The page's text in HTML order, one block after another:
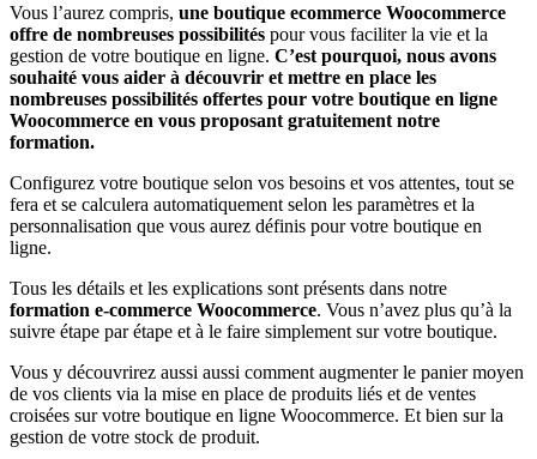
Vous l’aurez compris, une boutique ecommerce Woocommerce
offre de nombreuses possibilités pour vous faciliter la vie et la
gestion de votre boutique en ligne. C’est pourquoi, nous avons
souhaité vous aider à découvrir et mettre en place les
nombreuses possibilités offertes pour votre boutique en ligne
Woocommerce en vous proposant gratuitement notre
formation.
Configurez votre boutique selon vos besoins et vos attentes, tout se
fera et se calculera automatiquement selon les paramètres et la
personnalisation que vous aurez définis pour votre boutique en
ligne.
Tous les détails et les explications sont présents dans notre
formation e-commerce Woocommerce. Vous n’avez plus qu’à la
suivre étape par étape et à le faire simplement sur votre boutique.
Vous y découvrirez aussi aussi comment augmenter le panier moyen
de vos clients via la mise en place de produits liés et de ventes
croisées sur votre boutique en ligne Woocommerce. Et bien sur la
gestion de votre stock de produit.